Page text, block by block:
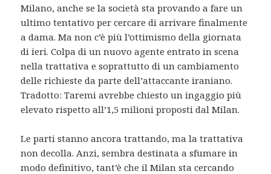
Milano, anche se la società sta provando a fare un
ultimo tentativo per cercare di arrivare finalmente
a dama. Ma non c’è più l’ottimismo della giornata
di ieri. Colpa di un nuovo agente entrato in scena
nella trattativa e soprattutto di un cambiamento
delle richieste da parte dell’attaccante iraniano.
Tradotto: Taremi avrebbe chiesto un ingaggio più
elevato rispetto all’1,5 milioni proposti dal Milan.
Le parti stanno ancora trattando, ma la trattativa
non decolla. Anzi, sembra destinata a sfumare in
modo definitivo, tant’è che il Milan sta cercando